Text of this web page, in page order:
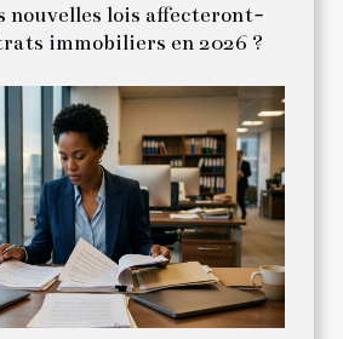
nouvelles lois affecteront-
immobiliers en 2026 ?